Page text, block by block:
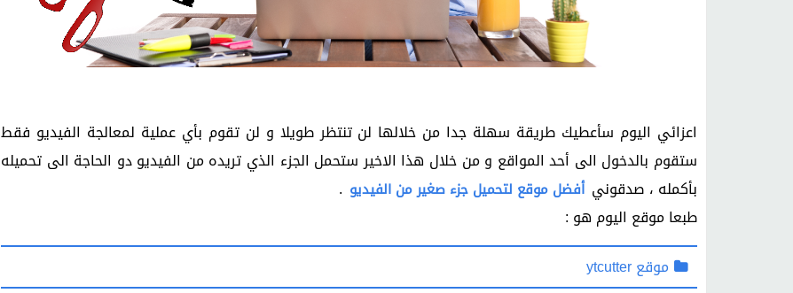
اعزائي اليوم سأعطيك طريقة سهلة جدا من خلالها لن تنتظر طويلا و لن تقوم بأي عملية لمعالجة الفيديو فقط
ستقوم بالدخول الى أحد المواقع و من خلال هذا الاخير ستحمل الجزء الذي تريده من الفيديو دو الحاجة الى تحميله
بأكمله ، صدقوني أفضل موقع لتحميل جزء صغير من الفيديو .
طبعا موقع اليوم هو :
موقع ytcutter